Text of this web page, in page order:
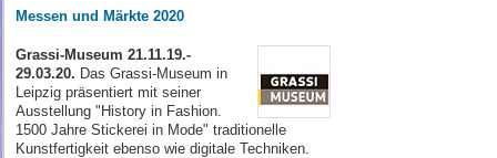
Messen und Märkte 2020
Grassi-Museum 21.11.19.-
29.03.20. Das Grassi-Museum in
Leipzig präsentiert mit seiner
Ausstellung "History in Fashion.
1500 Jahre Stickerei in Mode" traditionelle
Kunstfertigkeit ebenso wie digitale Techniken.